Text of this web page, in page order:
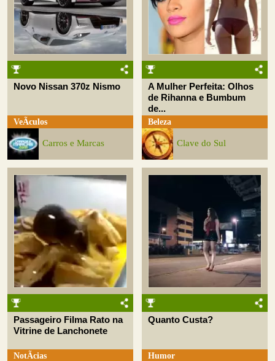
Novo Nissan 370z Nismo
VeÃ­culos
Carros e Marcas
A Mulher Perfeita: Olhos
de Rihanna e Bumbum
de...
Beleza
Clave do Sul
Passageiro Filma Rato na
Vitrine de Lanchonete
NotÃ­cias
Quanto Custa?
Humor